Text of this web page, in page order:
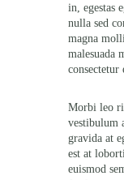
in, egestas
nulla sed
magna
malesuada
consectetur
Morbi leo
vestibulum
gravida at
est at
euismod